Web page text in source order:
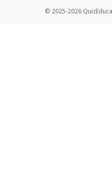
© 2025-2026